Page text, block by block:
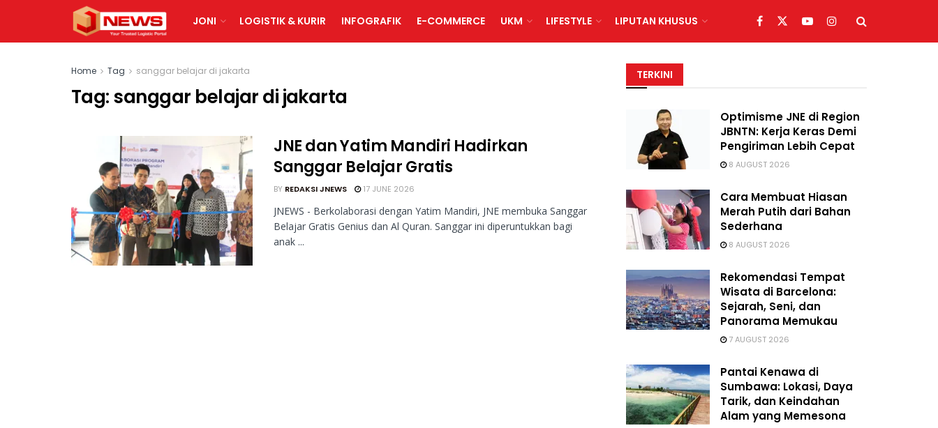
JONI LOGISTIK & KURIR INFOGRAFIK E-COMMERCE UKM LIFESTYLE LIPUTAN KHUSUS
Home Tag sanggar belajar di jakarta
Tag:sanggar belajar di jakarta
JNE dan Yatim Mandiri Hadirkan
Sanggar Belajar Gratis
BY REDAKSI JNEWS 17 JUNE 2026
JNEWS - Berkolaborasi dengan Yatim Mandiri, JNE membuka Sanggar
Belajar Gratis Genius dan Al Quran. Sanggar ini diperuntukkan bagi
anak ...
TERKINI
Optimisme JNE di Region
JBNTN: Kerja Keras Demi
Pengiriman Lebih Cepat
8 AUGUST 2026
Cara Membuat Hiasan
Merah Putih dari Bahan
Sederhana
8 AUGUST 2026
Rekomendasi Tempat
Wisata di Barcelona:
Sejarah, Seni, dan
Panorama Memukau
7 AUGUST 2026
Pantai Kenawa di
Sumbawa: Lokasi, Daya
Tarik, dan Keindahan
Alam yang Memesona